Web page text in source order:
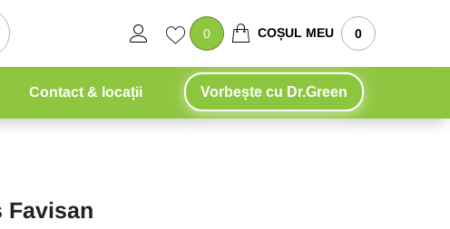
0 COȘUL MEU 0
Contact & locații Vorbește cu Dr.Green
Favisan